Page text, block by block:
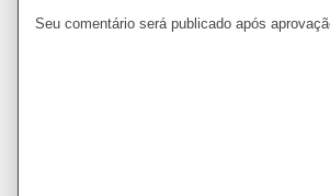
Seu comentário será publicado após